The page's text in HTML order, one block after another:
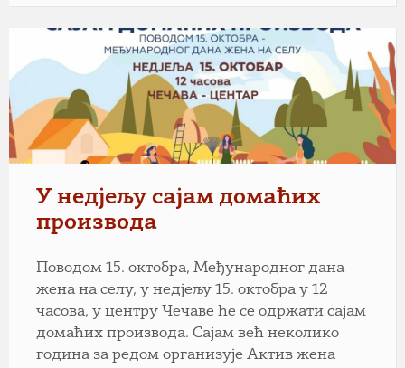
У недјељу сајам домаћих
производа
Поводом 15. октобра, Међународног дана
жена на селу, у недјељу 15. октобра у 12
часова, у центру Чечаве ће се одржати сајам
домаћих производа. Сајам већ неколико
година за редом организује Актив жена